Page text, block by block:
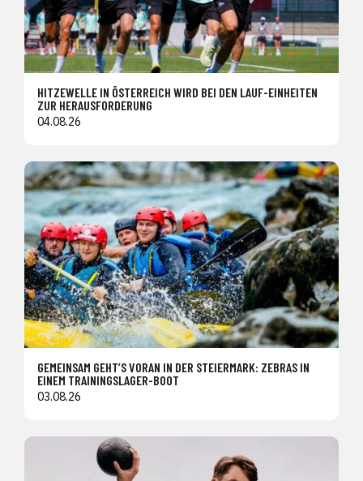
HITZEWELLE IN ÖSTERREICH WIRD BEI DEN LAUF-EINHEITEN
ZUR HERAUSFORDERUNG
04.08.26
GEMEINSAM GEHT’S VORAN IN DER STEIERMARK: ZEBRAS IN
EINEM TRAININGSLAGER-BOOT
03.08.26